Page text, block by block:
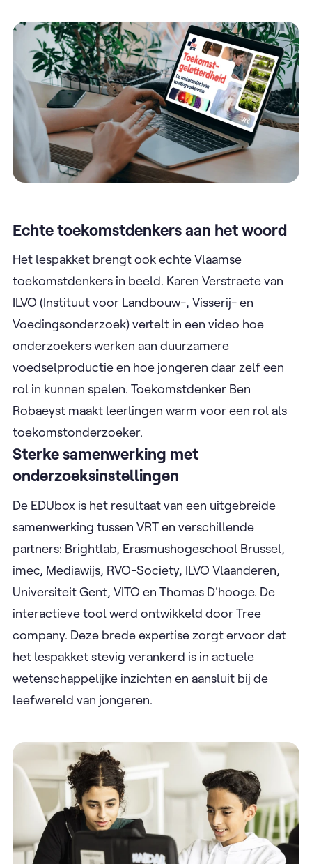
Echte toekomstdenkers aan het woord
Het lespakket brengt ook echte Vlaamse
toekomstdenkers in beeld. Karen Verstraete van
ILVO (Instituut voor Landbouw-, Visserij- en
Voedingsonderzoek) vertelt in een video hoe
onderzoekers werken aan duurzamere
voedselproductie en hoe jongeren daar zelf een
rol in kunnen spelen. Toekomstdenker Ben
Robaeyst maakt leerlingen warm voor een rol als
toekomstonderzoeker.
Sterke samenwerking met
onderzoeksinstellingen
De EDUbox is het resultaat van een uitgebreide
samenwerking tussen VRT en verschillende
partners: Brightlab, Erasmushogeschool Brussel,
imec, Mediawijs, RVO-Society, ILVO Vlaanderen,
Universiteit Gent, VITO en Thomas D'hooge. De
interactieve tool werd ontwikkeld door Tree
company. Deze brede expertise zorgt ervoor dat
het lespakket stevig verankerd is in actuele
wetenschappelijke inzichten en aansluit bij de
leefwereld van jongeren.